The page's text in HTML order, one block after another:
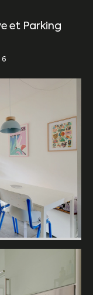
et Parking